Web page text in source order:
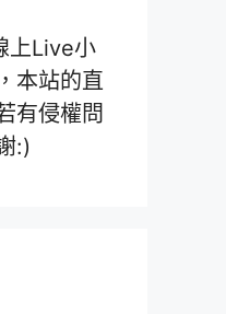
上Live小
本站的直
有侵權問
:)